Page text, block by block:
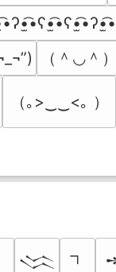
（＾◡＾
（｡>‿‿<｡ ）
𒈱